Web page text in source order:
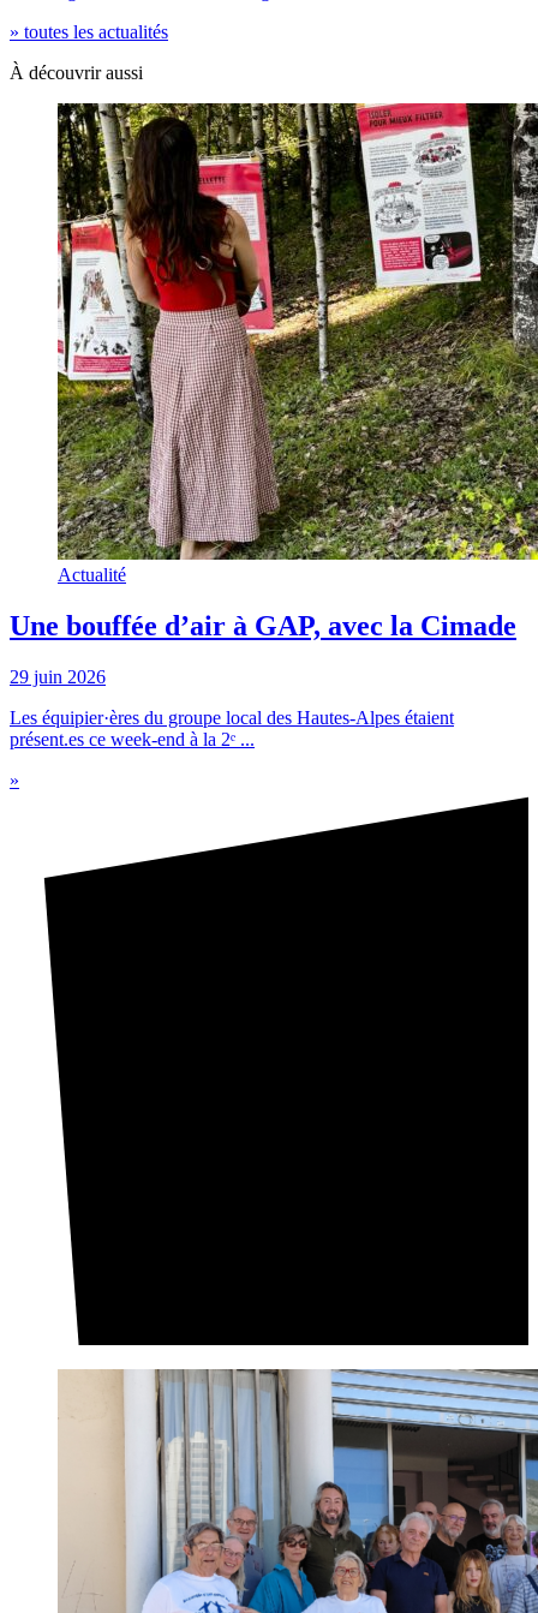
» toutes les actualités
À découvrir aussi
Actualité
Une bouffée d’air à GAP, avec la Cimade
29 juin 2026
Les équipier·ères du groupe local des Hautes-Alpes étaient
présent.es ce week-end à la 2ᵉ ...
»